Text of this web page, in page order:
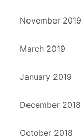
November 2019
March 2019
January 2019
December 2018
October 2018